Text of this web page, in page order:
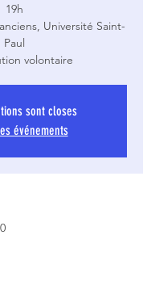
19h
Université Saint-
Paul
sont closes
événements